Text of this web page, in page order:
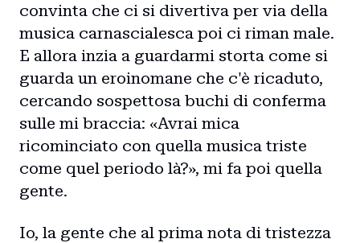
convinta che ci si divertiva per via della
musica carnascialesca poi ci riman male.
E allora inzia a guardarmi storta come si
guarda un eroinomane che c'è ricaduto,
cercando sospettosa buchi di conferma
sulle mi braccia: «Avrai mica
ricominciato con quella musica triste
come quel periodo là?», mi fa poi quella
gente.
Io, la gente che al prima nota di tristezza